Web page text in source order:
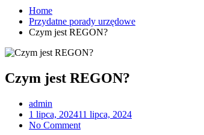
Home
Przydatne porady urzędowe
Czym jest REGON?
Czym jest REGON?
admin
1 lipca, 202411 lipca, 2024
No Comment